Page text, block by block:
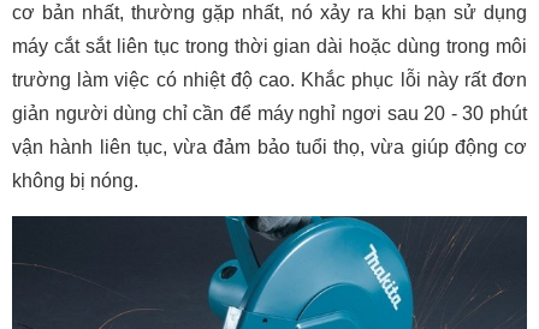
cơ bản nhất, thường gặp nhất, nó xảy ra khi bạn sử dụng
máy cắt sắt liên tục trong thời gian dài hoặc dùng trong môi
trường làm việc có nhiệt độ cao. Khắc phục lỗi này rất đơn
giản người dùng chỉ cần để máy nghỉ ngơi sau 20 - 30 phút
vận hành liên tục, vừa đảm bảo tuổi thọ, vừa giúp động cơ
không bị nóng.